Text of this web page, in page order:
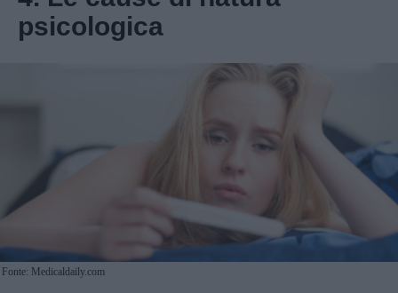
psicologica
Fonte: Medicaldaily.com